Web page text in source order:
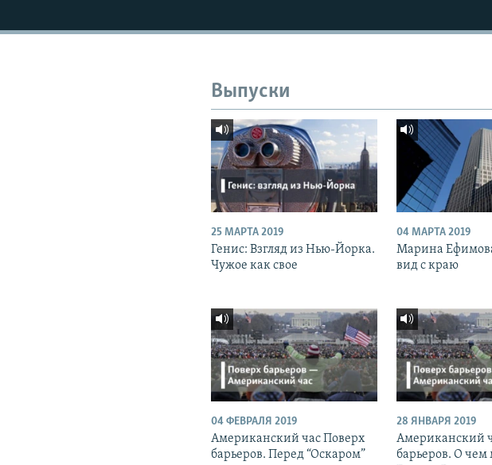
Выпуски
25 МАРТА 2019
Генис: Взгляд из Нью-Йорка.
Чужое как свое
04 МАРТА 2019
Марина
вид с краю
04 ФЕВРАЛЯ 2019
Американский час Поверх
барьеров. Перед “Оскаром”
28 ЯНВАРЯ 2019
Американский
барьеров. О чем